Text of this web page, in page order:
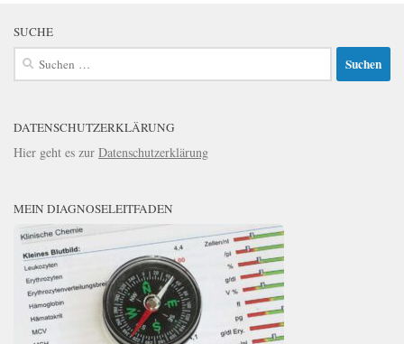
SUCHE
Suchen
nach:
DATENSCHUTZERKLÄRUNG
Hier geht es zur Datenschutzerklärung
MEIN DIAGNOSELEITFADEN